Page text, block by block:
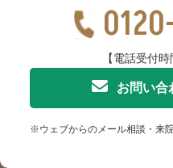
【電話受付
お問い合
※ウェブからのメール相談・来